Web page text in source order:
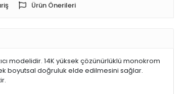
Ürün Önerileri
modelidir. 14K yüksek çözünürlüklü monokrom
boyutsal doğruluk elde edilmesini sağlar.